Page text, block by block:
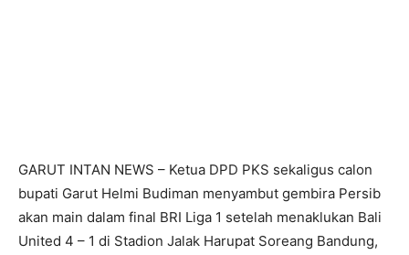
GARUT INTAN NEWS – Ketua DPD PKS sekaligus calon
bupati Garut Helmi Budiman menyambut gembira Persib
akan main dalam final BRI Liga 1 setelah menaklukan Bali
United 4 – 1 di Stadion Jalak Harupat Soreang Bandung,